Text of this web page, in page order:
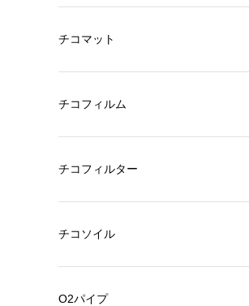
チコマット
チコフィルム
チコフィルター
チコソイル
O2パイプ